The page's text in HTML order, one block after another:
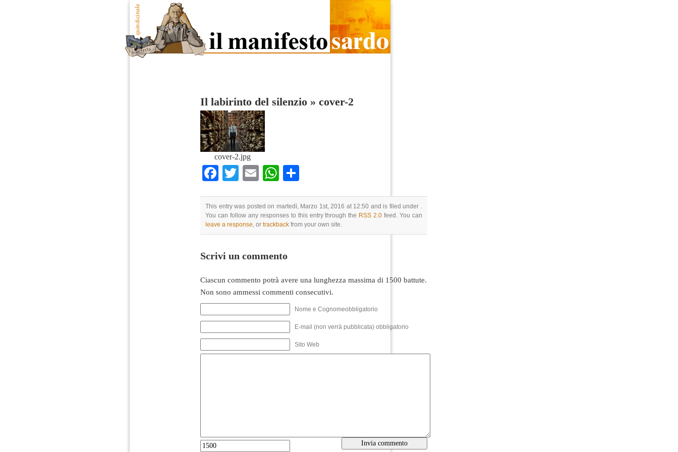
Il labirinto del silenzio » cover-2
cover-2.jpg
Facebook
TwitterEmailWhatsApp
This entry was posted on martedì, Marzo 1st, 2016 at 12:50 and is filed under .
You can follow any responses to this entry through the RSS 2.0 feed. You can
leave a response , or trackback from your own site.
Scrivi un commento
Ciascun commento potrà avere una lunghezza massima di 1500 battute.
Non sono ammessi commenti consecutivi.
Nome e Cognomeobbligatorio
E-mail (non verrà pubblicata) obbligatorio
Sito Web